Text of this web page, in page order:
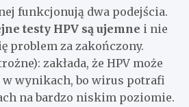
funkcjonują dwa podejścia.
testy HPV są ujemne i nie
problem za zakończony.
zakłada, że HPV może
w wynikach, bo wirus potrafi
na bardzo niskim poziomie.